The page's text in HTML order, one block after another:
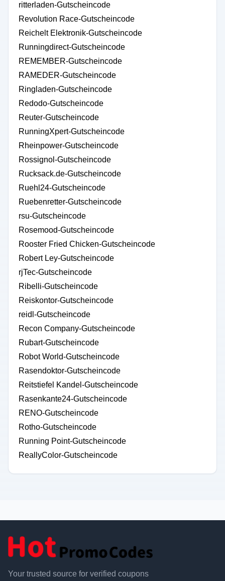
ritterladen-Gutscheincode
Revolution Race-Gutscheincode
Reichelt Elektronik-Gutscheincode
Runningdirect-Gutscheincode
REMEMBER-Gutscheincode
RAMEDER-Gutscheincode
Ringladen-Gutscheincode
Redodo-Gutscheincode
Reuter-Gutscheincode
RunningXpert-Gutscheincode
Rheinpower-Gutscheincode
Rossignol-Gutscheincode
Rucksack.de-Gutscheincode
Ruehl24-Gutscheincode
Ruebenretter-Gutscheincode
rsu-Gutscheincode
Rosemood-Gutscheincode
Rooster Fried Chicken-Gutscheincode
Robert Ley-Gutscheincode
rjTec-Gutscheincode
Ribelli-Gutscheincode
Reiskontor-Gutscheincode
reidl-Gutscheincode
Recon Company-Gutscheincode
Rubart-Gutscheincode
Robot World-Gutscheincode
Rasendoktor-Gutscheincode
Reitstiefel Kandel-Gutscheincode
Rasenkante24-Gutscheincode
RENO-Gutscheincode
Rotho-Gutscheincode
Running Point-Gutscheincode
ReallyColor-Gutscheincode
Your trusted source for verified coupons